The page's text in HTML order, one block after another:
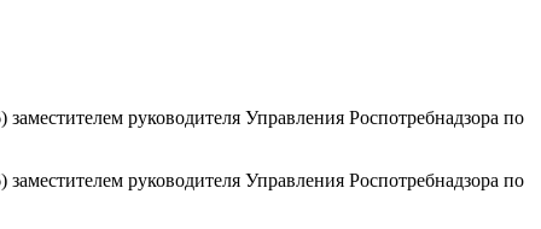
руководителя Управления Роспотребнадзора по
руководителя Управления Роспотребнадзора по